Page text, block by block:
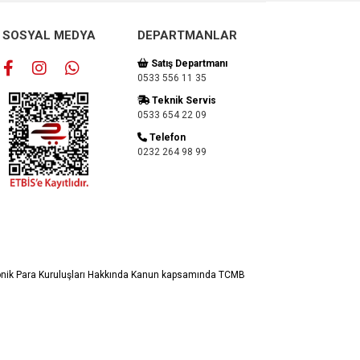
SOSYAL MEDYA DEPARTMANLAR
Satış Departmanı
0533 556 11 35
Teknik Servis
0533 654 22 09
Telefon
0232 264 98 99
Para Kuruluşları Hakkında Kanun kapsamında TCMB